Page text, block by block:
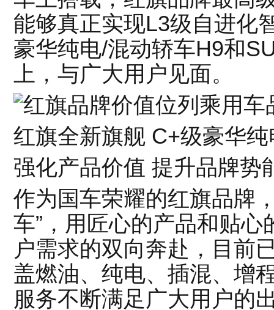
能够真正实现L3级自进化
豪华纯电/混动轿车H9和
上，与广大用户见面。
红旗全新旗舰 C+级豪华
强化产品价值 提升品牌势
作为国车荣耀的红旗品牌
车”，用匠心的产品和贴
户需求的双向奔赴，目前
盖燃油、纯电、插混、增
服务不断满足广大用户的